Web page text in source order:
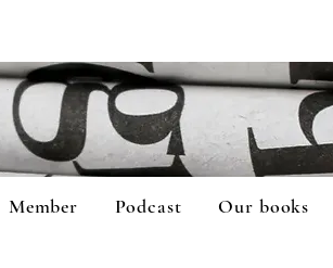
Member Podcast Our books